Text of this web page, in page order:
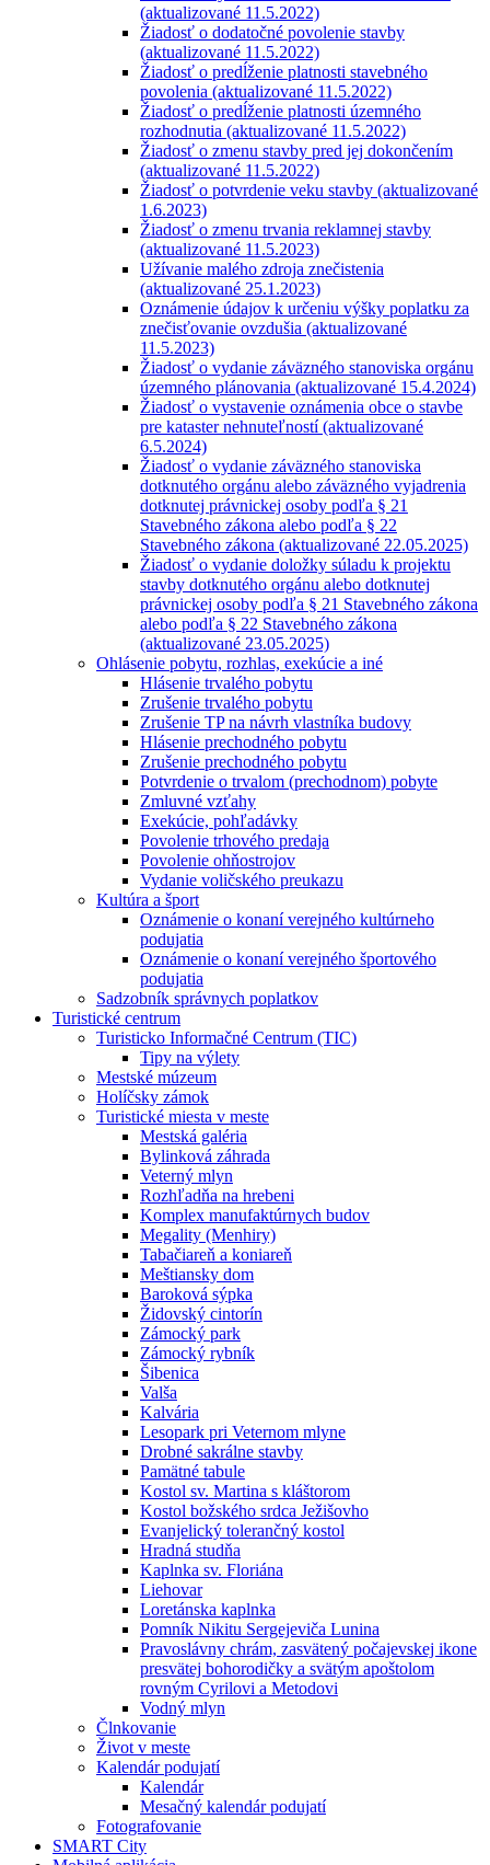
(aktualizované 11.5.2022)
Žiadosť o dodatočné povolenie stavby
(aktualizované 11.5.2022)
Žiadosť o predĺženie platnosti stavebného
povolenia (aktualizované 11.5.2022)
Žiadosť o predĺženie platnosti územného
rozhodnutia (aktualizované 11.5.2022)
Žiadosť o zmenu stavby pred jej dokončením
(aktualizované 11.5.2022)
Žiadosť o potvrdenie veku stavby (aktualizované
1.6.2023)
Žiadosť o zmenu trvania reklamnej stavby
(aktualizované 11.5.2023)
Užívanie malého zdroja znečistenia
(aktualizované 25.1.2023)
Oznámenie údajov k určeniu výšky poplatku za
znečisťovanie ovzdušia (aktualizované
11.5.2023)
Žiadosť o vydanie záväzného stanoviska orgánu
územného plánovania (aktualizované 15.4.2024)
Žiadosť o vystavenie oznámenia obce o stavbe
pre kataster nehnuteľností (aktualizované
6.5.2024)
Žiadosť o vydanie záväzného stanoviska
dotknutého orgánu alebo záväzného vyjadrenia
dotknutej právnickej osoby podľa § 21
Stavebného zákona alebo podľa § 22
Stavebného zákona (aktualizované 22.05.2025)
Žiadosť o vydanie doložky súladu k projektu
stavby dotknutého orgánu alebo dotknutej
právnickej osoby podľa § 21 Stavebného zákona
alebo podľa § 22 Stavebného zákona
(aktualizované 23.05.2025)
Ohlásenie pobytu, rozhlas, exekúcie a iné
Hlásenie trvalého pobytu
Zrušenie trvalého pobytu
Zrušenie TP na návrh vlastníka budovy
Hlásenie prechodného pobytu
Zrušenie prechodného pobytu
Potvrdenie o trvalom (prechodnom) pobyte
Zmluvné vzťahy
Exekúcie, pohľadávky
Povolenie trhového predaja
Povolenie ohňostrojov
Vydanie voličského preukazu
Kultúra a šport
Oznámenie o konaní verejného kultúrneho
podujatia
Oznámenie o konaní verejného športového
podujatia
Sadzobník správnych poplatkov
Turistické centrum
Turisticko Informačné Centrum (TIC)
Tipy na výlety
Mestské múzeum
Holíčsky zámok
Turistické miesta v meste
Mestská galéria
Bylinková záhrada
Veterný mlyn
Rozhľadňa na hrebeni
Komplex manufaktúrnych budov
Megality (Menhiry)
Tabačiareň a koniareň
Meštiansky dom
Baroková sýpka
Židovský cintorín
Zámocký park
Zámocký rybník
Šibenica
Valša
Kalvária
Lesopark pri Veternom mlyne
Drobné sakrálne stavby
Pamätné tabule
Kostol sv. Martina s kláštorom
Kostol božského srdca Ježišovho
Evanjelický tolerančný kostol
Hradná studňa
Kaplnka sv. Floriána
Liehovar
Loretánska kaplnka
Pomník Nikitu Sergejeviča Lunina
Pravoslávny chrám, zasvätený počajevskej ikone
presvätej bohorodičky a svätým apoštolom
rovným Cyrilovi a Metodovi
Vodný mlyn
Člnkovanie
Život v meste
Kalendár podujatí
Kalendár
Mesačný kalendár podujatí
Fotografovanie
SMART City